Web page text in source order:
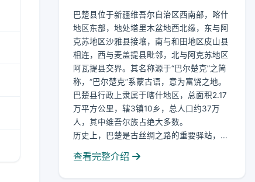
巴楚县位于新疆维吾尔自治区西南部，喀什
地区东部，地处塔里木盆地西北缘，东与阿
克苏地区沙雅县接壤，南与和田地区皮山县
相连，西与麦盖提县毗邻，北与阿克苏地区
阿瓦提县交界。其名称源于“巴尔楚克”之简
称，“巴尔楚克”系蒙古语，意为富饶之地。
巴楚县行政上隶属于喀什地区，总面积2.17
万平方公里，辖3镇10乡，总人口约37万
人，其中维吾尔族占绝大多数。
历史上，巴楚是古丝绸之路的重要驿站，...
查看完整介绍